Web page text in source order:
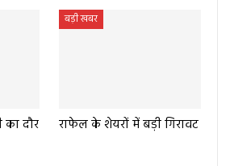
दौर
बड़ी खबर
राफेल के शेयरों में बड़ी गिरावट